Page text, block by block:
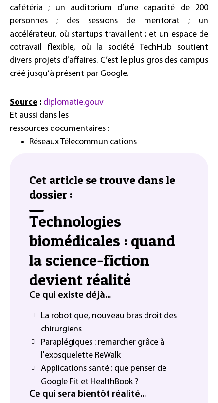
cafétéria ; un auditorium d’une capacité de 200
personnes ; des sessions de mentorat ; un
accélérateur, où startups travaillent ; et un espace de
cotravail flexible, où la société TechHub soutient
divers projets d’affaires. C’est le plus gros des campus
créé jusqu’à présent par Google.
Source : diplomatie.gouv
Et aussi dans les
ressources documentaires :
Réseaux Télecommunications
Cet article se trouve dans le
dossier :
Technologies
biomédicales : quand
la science-fiction
devient réalité
Ce qui existe déjà...
La robotique, nouveau bras droit des
chirurgiens
Paraplégiques : remarcher grâce à
l'exosquelette ReWalk
Applications santé : que penser de
Google Fit et HealthBook ?
Ce qui sera bientôt réalité...